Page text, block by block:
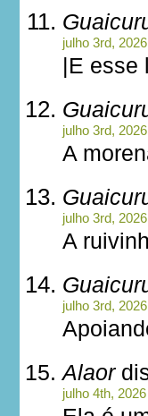
julho 3rd,
|E esse
julho 3rd,
A
julho 3rd,
A
julho 3rd,
Alaor
julho 4th,